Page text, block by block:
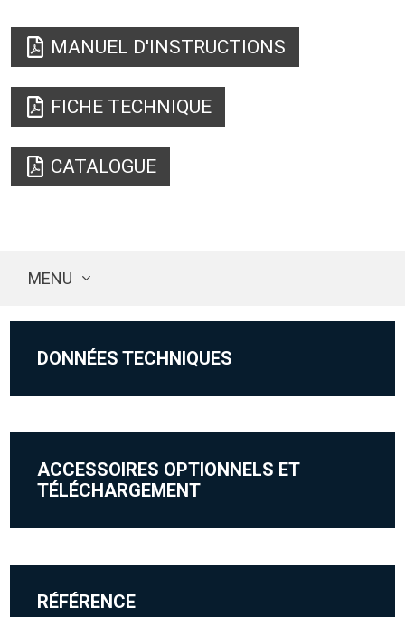
MANUEL D'INSTRUCTIONS
FICHE TECHNIQUE
CATALOGUE
MENU
DONNÉES TECHNIQUES
ACCESSOIRES OPTIONNELS ET
TÉLÉCHARGEMENT
RÉFÉRENCE